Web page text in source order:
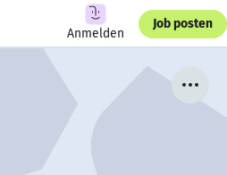
Anmelden
Job posten